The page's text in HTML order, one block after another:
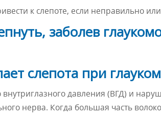
к слепоте, если неправильно
заболев
слепота при
давления (ВГД) и
нерва. Когда большая часть